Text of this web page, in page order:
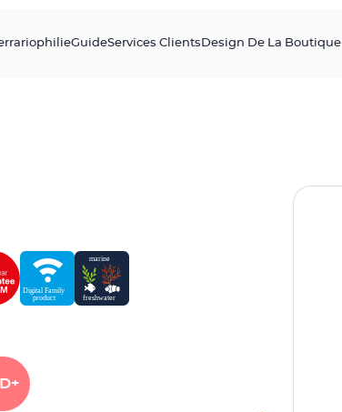
GuideServices Clients Design De La Boutique